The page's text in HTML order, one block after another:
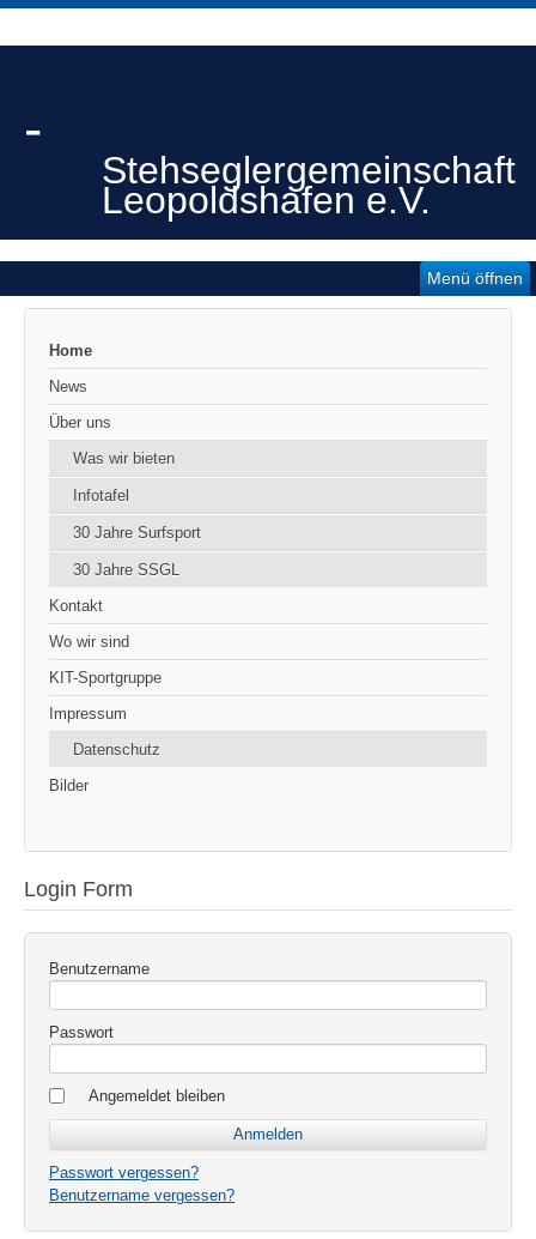
-
Stehseglergemeinschaft
Leopoldshafen e.V.
Menü öffnen
Home
News
Über uns
Was wir bieten
Infotafel
30 Jahre Surfsport
30 Jahre SSGL
Kontakt
Wo wir sind
KIT-Sportgruppe
Impressum
Datenschutz
Bilder
Login Form
Benutzername
Passwort
Angemeldet bleiben
Passwort vergessen?
Benutzername vergessen?